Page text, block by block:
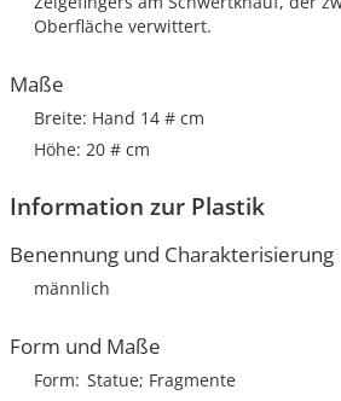
Oberfläche verwittert.
Maße
Breite: Hand 14 # cm
Höhe: 20 # cm
Information zur Plastik
Benennung und Charakterisierung
männlich
Form und Maße
Form Statue; Fragmente